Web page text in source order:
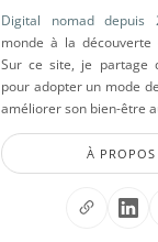
Digital nomad depuis
monde à la découverte
Sur ce site, je partage
pour adopter un mode
améliorer son bien-être
À